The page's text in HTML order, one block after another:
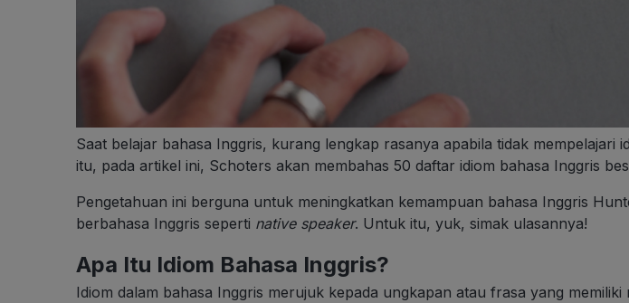
Saat belajar bahasa Inggris, kurang lengkap rasanya apabila tidak mempelajari
itu, pada artikel ini, Schoters akan membahas 50 daftar idiom bahasa Inggris
Pengetahuan ini berguna untuk meningkatkan kemampuan bahasa Inggris
berbahasa Inggris seperti native speaker. Untuk itu, yuk, simak ulasannya!
Apa Itu Idiom Bahasa Inggris?
Idiom dalam bahasa Inggris merujuk kepada ungkapan atau frasa yang memiliki